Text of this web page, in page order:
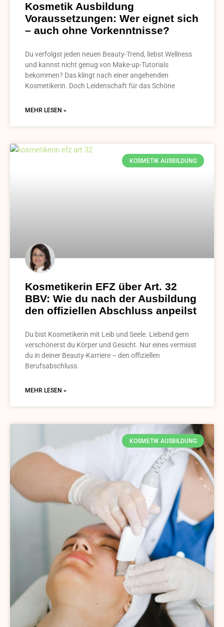
Kosmetik Ausbildung
Voraussetzungen: Wer eignet sich
– auch ohne Vorkenntnisse?
Du verfolgst jeden neuen Beauty-Trend, liebst Wellness
und kannst nicht genug von Make-up-Tutorials
bekommen? Das klingt nach einer angehenden
Kosmetikerin. Doch Leidenschaft für das Schöne
MEHR LESEN »
KOSMETIK AUSBILDUNG
Kosmetikerin EFZ über Art. 32
BBV: Wie du nach der Ausbildung
den offiziellen Abschluss anpeilst
Du bist Kosmetikerin mit Leib und Seele. Liebend gern
verschönerst du Körper und Gesicht. Nur eines vermisst
du in deiner Beauty-Karriere – den offiziellen
Berufsabschluss.
MEHR LESEN »
KOSMETIK AUSBILDUNG